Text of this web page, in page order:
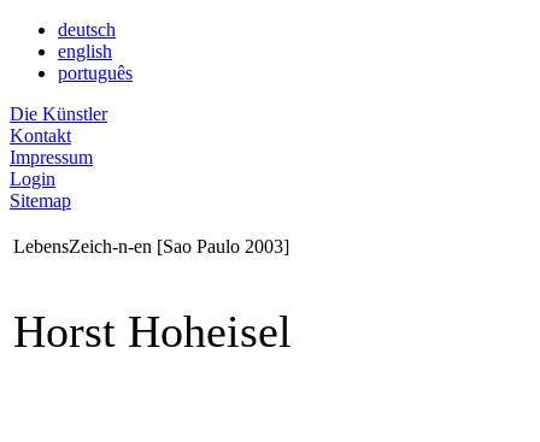
deutsch
english
português
Die Künstler
Kontakt
Impressum
Login
Sitemap
LebensZeich-n-en [Sao Paulo 2003]
Horst Hoheisel